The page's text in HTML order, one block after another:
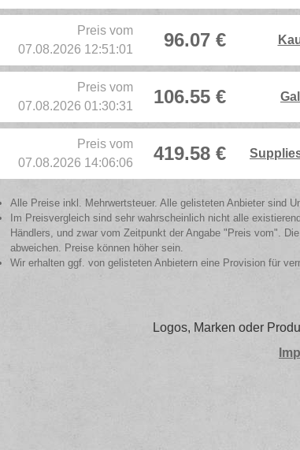
Preis vom
07.08.2026 12:51:01
96.07 €
Preis vom
07.08.2026 01:30:31
106.55 €
Preis vom
07.08.2026 14:06:06
419.58 €
Alle Preise inkl. Mehrwertsteuer. Alle gelisteten Anbieter sind
Im Preisvergleich sind sehr wahrscheinlich nicht alle
Händlers, und zwar vom Zeitpunkt der Angabe "Preis vom".
abweichen. Preise können höher sein.
Wir erhalten ggf. von gelisteten Anbietern eine Provision für
Logos, Marken oder